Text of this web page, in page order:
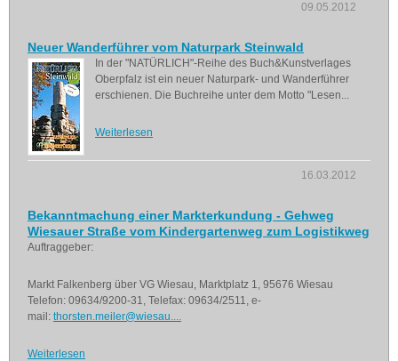
09.05.2012
Neuer Wanderführer vom Naturpark Steinwald
In der "NATÜRLICH"-Reihe des Buch&Kunstverlages
Oberpfalz ist ein neuer Naturpark- und Wanderführer
erschienen. Die Buchreihe unter dem Motto "Lesen...
Weiterlesen
16.03.2012
Bekanntmachung einer Markterkundung - Gehweg
Wiesauer Straße vom Kindergartenweg zum Logistikweg
Auftraggeber:
Markt Falkenberg über VG Wiesau, Marktplatz 1, 95676 Wiesau
Telefon: 09634/9200-31, Telefax: 09634/2511, e-
mail: thorsten.meiler@wiesau....
Weiterlesen